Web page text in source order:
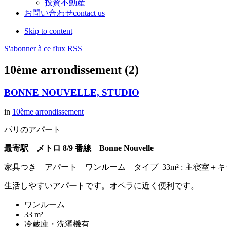
投資不動産
お問い合わせcontact us
Skip to content
S'abonner à ce flux RSS
10ème arrondissement (2)
BONNE NOUVELLE, STUDIO
in 10ème arrondissement
パリのアパート
最寄駅 メトロ 8/9 番線 Bonne Nouvelle
家具つき アパート ワンルーム タイプ 33m² : 主寝室＋キ
生活しやすいアパートです。オペラに近く便利です。
ワンルーム
33 m²
冷蔵庫・洗濯機有